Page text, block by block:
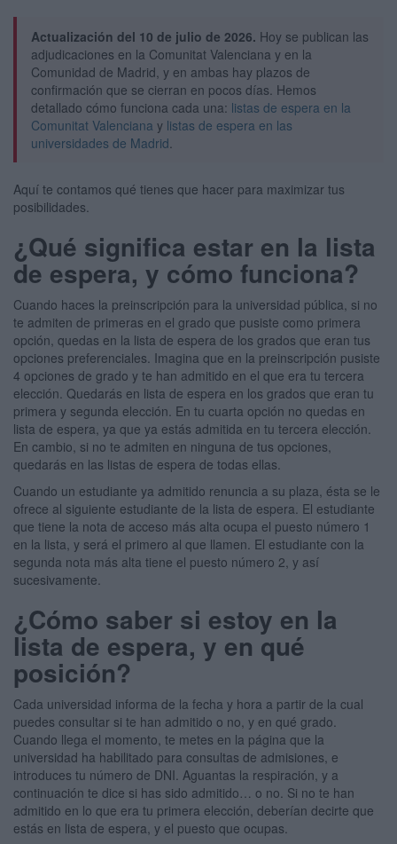
Actualización del 10 de julio de 2026. Hoy se publican las
adjudicaciones en la Comunitat Valenciana y en la
Comunidad de Madrid, y en ambas hay plazos de
confirmación que se cierran en pocos días. Hemos
detallado cómo funciona cada una: listas de espera en la
Comunitat Valenciana y listas de espera en las
universidades de Madrid
Aquí te contamos qué tienes que hacer para maximizar tus
posibilidades.
¿Qué significa estar en la lista
de espera, y cómo funciona?
Cuando haces la preinscripción para la universidad pública, si no
te admiten de primeras en el grado que pusiste como primera
opción, quedas en la lista de espera de los grados que eran tus
opciones preferenciales. Imagina que en la preinscripción pusiste
4 opciones de grado y te han admitido en el que era tu tercera
elección. Quedarás en lista de espera en los grados que eran tu
primera y segunda elección. En tu cuarta opción no quedas en
lista de espera, ya que ya estás admitida en tu tercera elección.
En cambio, si no te admiten en ninguna de tus opciones,
quedarás en las listas de espera de todas ellas.
Cuando un estudiante ya admitido renuncia a su plaza, ésta se le
ofrece al siguiente estudiante de la lista de espera. El estudiante
que tiene la nota de acceso más alta ocupa el puesto número 1
en la lista, y será el primero al que llamen. El estudiante con la
segunda nota más alta tiene el puesto número 2, y así
sucesivamente.
¿Cómo saber si estoy en la
lista de espera, y en qué
posición?
Cada universidad informa de la fecha y hora a partir de la cual
puedes consultar si te han admitido o no, y en qué grado.
Cuando llega el momento, te metes en la página que la
universidad ha habilitado para consultas de admisiones, e
introduces tu número de DNI. Aguantas la respiración, y a
continuación te dice si has sido admitido… o no. Si no te han
admitido en lo que era tu primera elección, deberían decirte que
estás en lista de espera, y el puesto que ocupas.